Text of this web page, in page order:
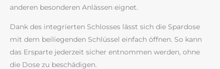
anderen besonderen Anlässen eignet.
Dank des integrierten Schlosses lässt sich die Spardose
mit dem beiliegenden Schlüssel einfach öffnen. So kann
das Ersparte jederzeit sicher entnommen werden, ohne
die Dose zu beschädigen.